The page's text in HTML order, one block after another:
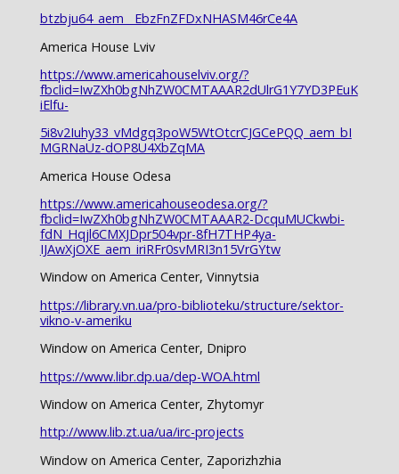
btzbju64_aem__EbzFnZFDxNHASM46rCe4A
America House Lviv
https://www.americahouselviv.org/?
fbclid=IwZXh0bgNhZW0CMTAAAR2dUlrG1Y7YD3PEuK
iElfu-
5i8v2Iuhy33_vMdgq3poW5WtOtcrCJGCePQQ_aem_bI
MGRNaUz-dOP8U4XbZqMA
America House Odesa
https://www.americahouseodesa.org/?
fbclid=IwZXh0bgNhZW0CMTAAAR2-DcquMUCkwbi-
fdN_Hqjl6CMXJDpr504vpr-8fH7THP4ya-
IJAwXjOXE_aem_iriRFr0svMRI3n15VrGYtw
Window on America Center, Vinnytsia
https://library.vn.ua/pro-biblioteku/structure/sektor-
vikno-v-ameriku
Window on America Center, Dnipro
https://www.libr.dp.ua/dep-WOA.html
Window on America Center, Zhytomyr
http://www.lib.zt.ua/ua/irc-projects
Window on America Center, Zaporizhzhia